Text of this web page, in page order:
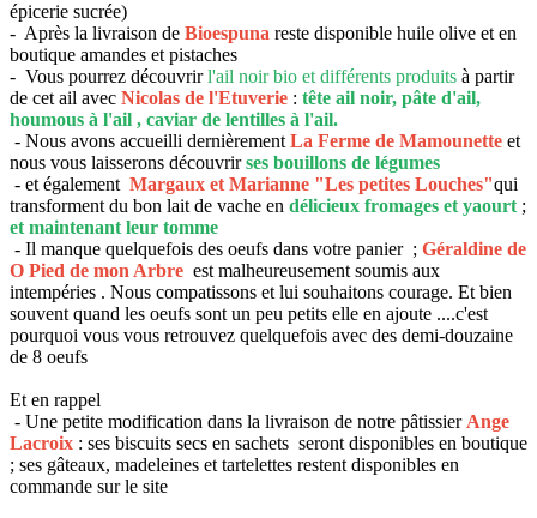
épicerie sucrée)
- Après la livraison de Bioespuna reste disponible huile olive et en
boutique amandes et pistaches
- Vous pourrez découvrirl'ail noir bio et différents produits à partir
de cet ail avec Nicolas de l'Etuverie : tête ail noir, pâte d'ail,
houmous à l'ail , caviar de lentilles à l'ail.
- Nous avons accueilli dernièrement La Ferme de Mamounette et
nous vous laisserons découvrirses bouillons de légumes
- et également Margaux et Marianne "Les petites Louches"qui
transforment du bon lait de vache en délicieux fromages et yaourt ;
et maintenant leur tomme
- Il manque quelquefois des oeufs dans votre panier ; Géraldine de
O Pied de mon Arbre est malheureusement soumis aux
intempéries . Nous compatissons et lui souhaitons courage. Et bien
souvent quand les oeufs sont un peu petits elle en ajoute ....c'est
pourquoi vous vous retrouvez quelquefois avec des demi-douzaine
de 8 oeufs
Et en rappel
- Une petite modification dans la livraison de notre pâtissier Ange
Lacroix : ses biscuits secs en sachets seront disponibles en boutique
; ses gâteaux, madeleines et tartelettes restent disponibles en
commande sur le site